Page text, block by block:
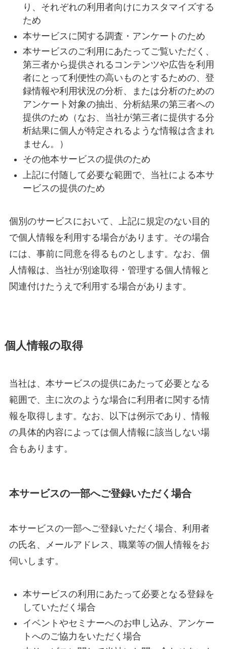
り、それぞれの利用者向けにカスタマイズする
ため
本サービスに関する調査・アンケートのため
本サービスのご利用にあたってご覧いただく、
第三者から提供されるコンテンツや広告を利用
者にとって利便性の高いものとするための、登
録情報や利用状況の分析、または分析のための
アンケート対象の抽出、分析結果の第三者への
提供のため（なお、当社が第三者に提供する分
析結果に個人が特定されるような情報は含まれ
ません。）
その他本サービスの提供のため
上記に付随して必要な範囲で、当社による本サ
ービスの提供のため
個別のサービスにおいて、上記に規定のない目的
で個人情報を利用する場合があります。その場合
には、事前に同意を得るものとします。なお、個
人情報は、当社が別途取得・管理する個人情報と
関連付けたうえで利用する場合があります。
個人情報の取得
当社は、本サービスの提供にあたって必要となる
範囲で、主に次のような場合に利用者に関する情
報を取得します。なお、以下は例示であり、情報
の具体的内容によっては個人情報に該当しない場
合もあります。
本サービスの一部へご登録いただく場合
本サービスの一部へご登録いただく場合、利用者
の氏名、メールアドレス、職業等の個人情報をお
伺いします。
本サービスの利用にあたって必要となる登録を
していただく場合
イベントやセミナーへのお申し込み、アンケー
トへのご協力をいただく場合